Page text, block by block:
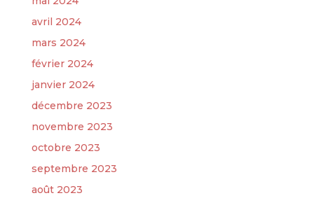
avril 2024
mars 2024
février 2024
janvier 2024
décembre 2023
novembre 2023
octobre 2023
septembre 2023
août 2023